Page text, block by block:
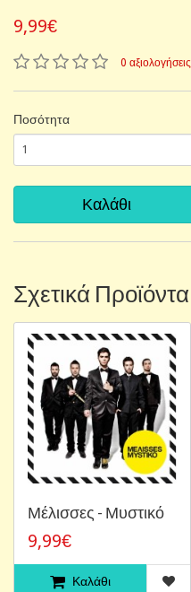
9,99€
0 αξιολογήσεις
Ποσότητα
Καλάθι
Σχετικά Προϊόντα
Μέλισσες - Μυστικό
9,99€
Καλάθι